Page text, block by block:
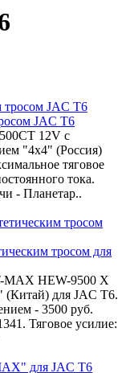
JAC T6
12V с
"4x4" (Россия)
тяговое
тока.
- Планетар..
тросом для
MAX HEW-9500 X
(Китай) для JAC T6.
- 3500 руб.
Тяговое усилие: